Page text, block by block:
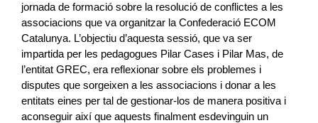
jornada de formació sobre la resolució de conflictes a les
associacions que va organitzar la Confederació ECOM
Catalunya. L’objectiu d’aquesta sessió, que va ser
impartida per les pedagogues Pilar Cases i Pilar Mas, de
l’entitat GREC, era reflexionar sobre els problemes i
disputes que sorgeixen a les associacions i donar a les
entitats eines per tal de gestionar-los de manera positiva i
aconseguir així que aquests finalment esdevinguin un